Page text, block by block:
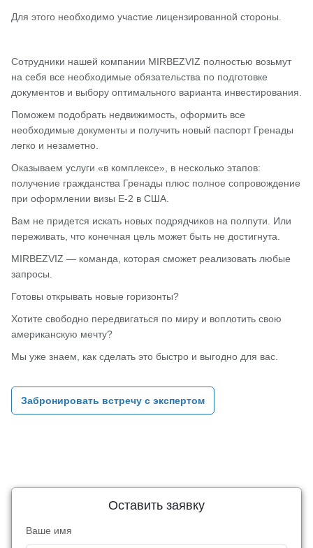
Для этого необходимо участие лицензированной стороны.
Сотрудники нашей компании MIRBEZVIZ полностью возьмут
на себя все необходимые обязательства по подготовке
документов и выбору оптимального варианта инвестирования.
Поможем подобрать недвижимость, оформить все
необходимые документы и получить новый паспорт Гренады
легко и незаметно.
Оказываем услуги «в комплексе», в несколько этапов:
получение гражданства Гренады плюс полное сопровождение
при оформлении визы E-2 в США.
Вам не придется искать новых подрядчиков на полпути. Или
переживать, что конечная цель может быть не достигнута.
MIRBEZVIZ — команда, которая сможет реализовать любые
запросы.
Готовы открывать новые горизонты?
Хотите свободно передвигаться по миру и воплотить свою
американскую мечту?
Мы уже знаем, как сделать это быстро и выгодно для вас.
Забронировать встречу с экспертом
Оставить заявку
Ваше имя